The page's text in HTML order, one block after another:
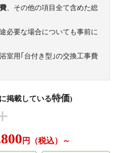
町、栗沢町万字二見町、栗沢町万
町美流渡栄町、栗沢町美流渡桜
町、栗沢町美流渡東栄町、栗沢町
流渡西町、栗沢町美流渡東町、栗
町美流渡緑町、栗沢町美流渡南
町、栗沢町美流渡若葉町、栗沢町
東、三条西、志文町、志文本町一
文本町三条、志文本町四条、志文
東、十二条西、十三条西
、その他の項目全て含めた総
必要な場合についても事前に
室用｢台付き型｣の交換工事費
掲載している特価)
円（税込）～